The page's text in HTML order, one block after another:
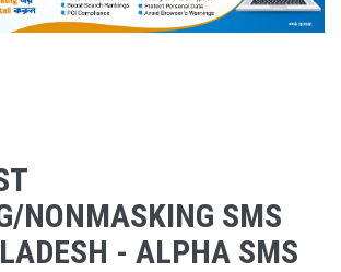
NONMASKING SMS
- ALPHA SMS